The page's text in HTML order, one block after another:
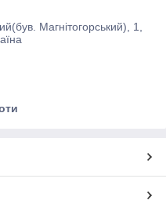
Магнітогорський), 1,